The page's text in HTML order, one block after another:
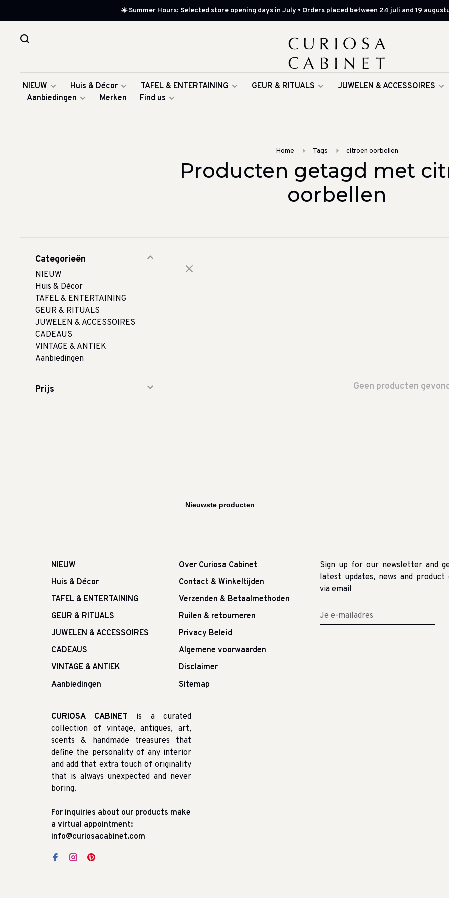
☀️ Summer Hours: Selected store opening days in July • Orders placed between 24 juli and 19
NIEUW Huis & Décor TAFEL & ENTERTAINING GEUR & RITUALS JUWELEN & ACCESSOIRES
Aanbiedingen
Merken Find us
Home Tags citroen oorbellen
Producten getagd met
oorbellen
Categorieën
NIEUW
Huis & Décor
TAFEL & ENTERTAINING
GEUR & RITUALS
JUWELEN & ACCESSOIRES
CADEAUS
VINTAGE & ANTIEK
Aanbiedingen
Prijs Geen producten
NIEUW
Huis & Décor
TAFEL & ENTERTAINING
GEUR & RITUALS
JUWELEN & ACCESSOIRES
CADEAUS
VINTAGE & ANTIEK
Aanbiedingen
Over Curiosa Cabinet
Contact & Winkeltijden
Verzenden & Betaalmethoden
Ruilen & retourneren
Privacy Beleid
Algemene voorwaarden
Disclaimer
Sitemap
Sign up for our newsletter and
latest updates, news and product
via email
CURIOSA CABINET is a curated
collection of vintage, antiques, art,
scents & handmade treasures that
define the personality of any interior
and add that extra touch of originality
that is always unexpected and never
boring.
For inquiries about our products make
a virtual appointment:
info@curiosacabinet.com